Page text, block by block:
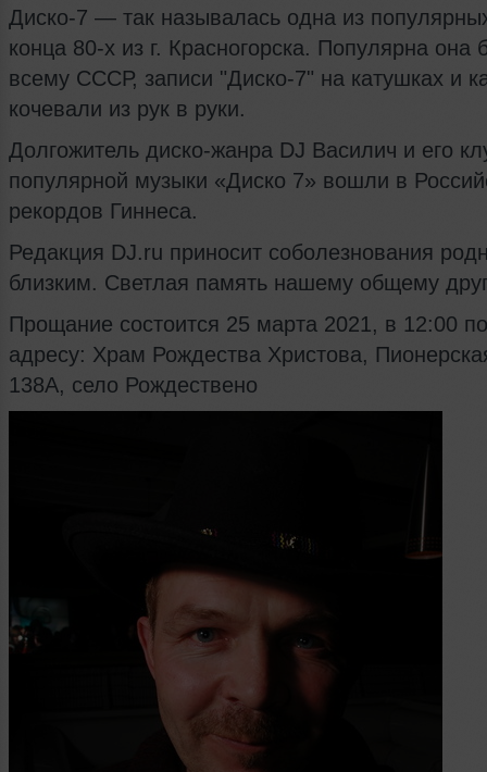
Диско-7 — так называлась одна из
конца 80-х из г. Красногорска. Популярна она
всему СССР, записи "Диско-7" на катушках и
кочевали из рук в руки.
Долгожитель диско-жанра DJ Василич и его
популярной музыки «Диско 7» вошли в
рекордов Гиннеса.
Редакция DJ.ru приносит соболезнования
близким. Светлая память нашему общему
Прощание состоится 25 марта 2021, в 12:00 по
адресу: Храм Рождества Христова,
138А, село Рождествено